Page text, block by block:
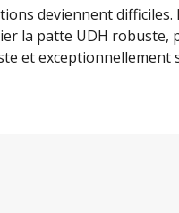
deviennent difficiles.
la patte UDH robuste,
et exceptionnellement